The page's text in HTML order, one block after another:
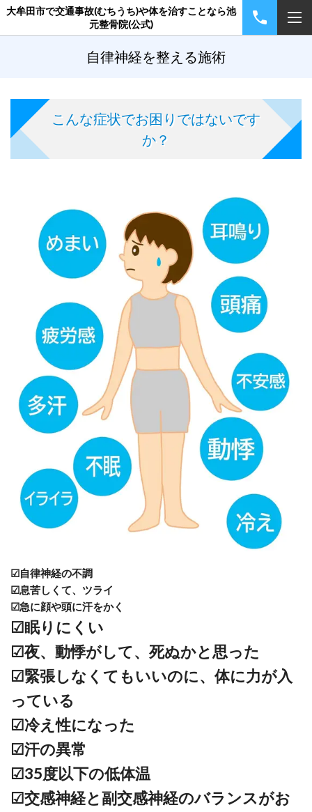
大牟田市で交通事故(むちうち)や体を治すことなら池
元整骨院(公式)
自律神経を整える施術
こんな症状でお困りではないです
か？
☑自律神経の不調
☑息苦しくて、ツライ
☑急に顔や頭に汗をかく
☑眠りにくい
☑夜、動悸がして、死ぬかと思った
☑緊張しなくてもいいのに、体に力が入
っている
☑冷え性になった
☑汗の異常
☑35度以下の低体温
☑交感神経と副交感神経のバランスがお